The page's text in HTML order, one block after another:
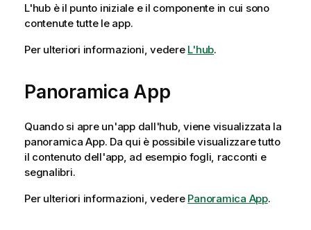
L'hub è il punto iniziale e il componente in cui sono
contenute tutte le app.
Per ulteriori informazioni, vedere L'hub.
Panoramica App
Quando si apre un'app dall'hub, viene visualizzata la
panoramica App. Da qui è possibile visualizzare tutto
il contenuto dell'app, ad esempio fogli, racconti e
segnalibri.
Per ulteriori informazioni, vedere Panoramica App.